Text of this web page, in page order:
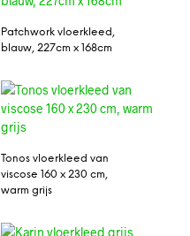
Patchwork vloerkleed,
blauw, 227cm x 168cm
Tonos vloerkleed van
viscose 160 x 230 cm,
warm grijs